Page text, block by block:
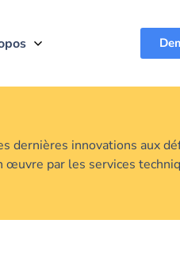
dernières innovations aux
par les services